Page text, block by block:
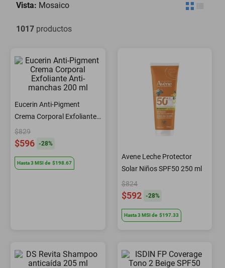
Vista: Mosaico
1017 productos
Eucerin Anti-Pigment
Crema Corporal Exfoliante
Anti-manchas 200 ml
$829
$596 -28%
Hasta3 MSIde $198.67
Avene Leche Protector
Solar Niños SPF50 250 ml
$824
$592 -28%
Hasta3 MSI de $197.33